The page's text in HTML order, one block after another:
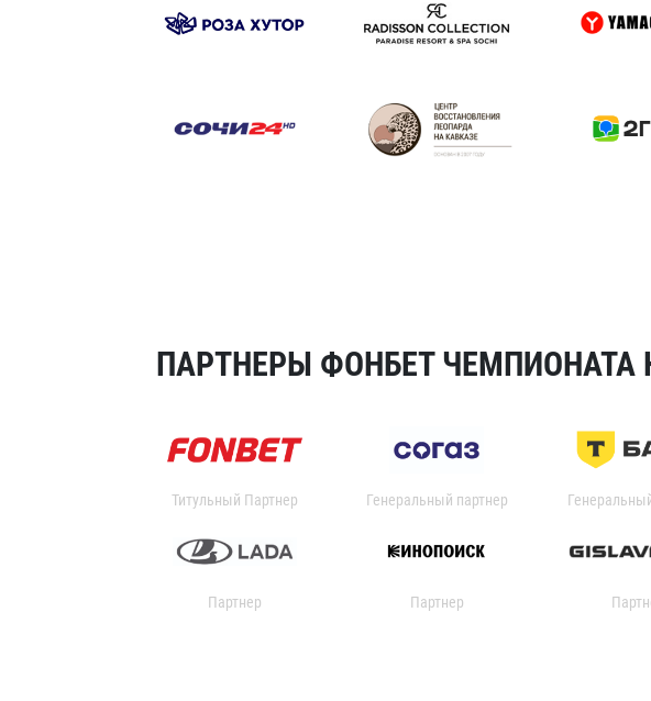
ПАРТНЕРЫ ФОНБЕТ ЧЕМПИОНАТА
Титульный Партнер Генеральный партнер
Партнер Партнер